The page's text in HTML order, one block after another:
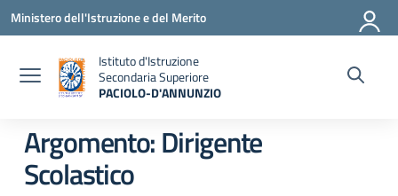
Vai ai contenuti
Vai al menu di navigazione
Vai al footer
Ministero dell'Istruzione e del Merito
Istituto d'Istruzione
Secondaria Superiore
PACIOLO-D'ANNUNZIO
Argomento: Dirigente
Scolastico